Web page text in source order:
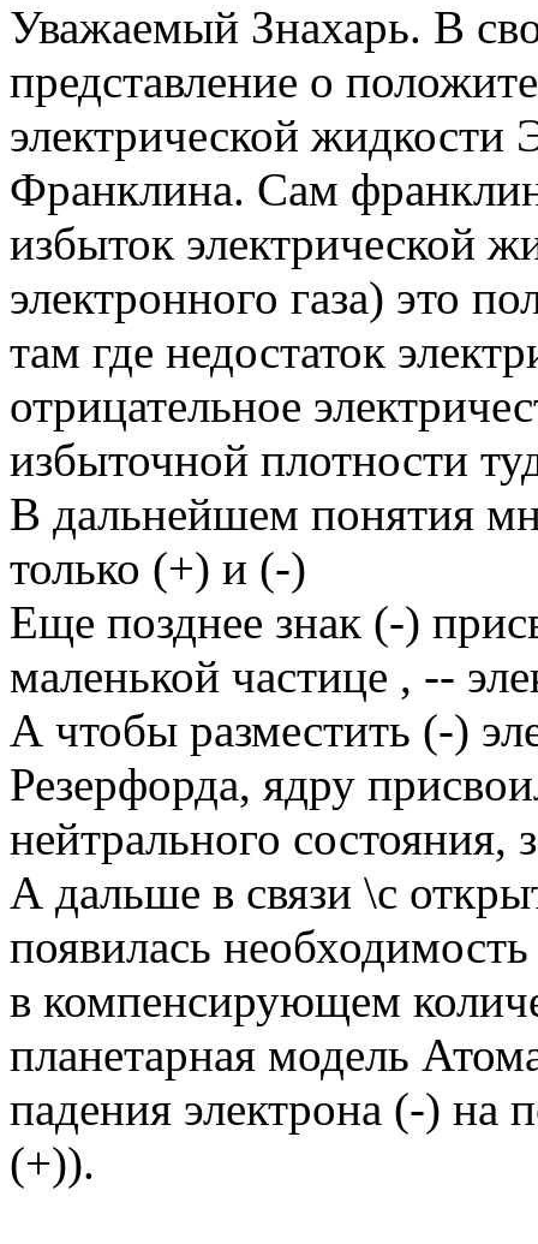
Уважаемый Знахарь. В
представление о
электрической
Франклина. Сам
избыток электрической
электронного газа) это
там где недостаток
отрицательное
избыточной плотности
В дальнейшем понятия
только (+) и (-)
Еще позднее знак (-)
маленькой частице , --
А чтобы разместить (-)
Резерфорда, ядру
нейтрального состояния,
А дальше в связи \с
появилась
в компенсирующем
планетарная модель
падения электрона (-) на
(+)).